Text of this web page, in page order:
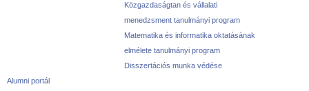
Közgazdaságtan és vállalati
menedzsment tanulmányi program
Matematika és informatika oktatásának
elmélete tanulmányi program
Disszertációs munka védése
Alumni portál